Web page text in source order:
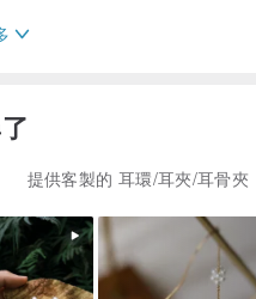
織小姐原創設計，走腦走心，
小眾客製化商品。我們盡心竭
珍珠飾品。
提供客製的 耳環/耳夾/耳骨夾